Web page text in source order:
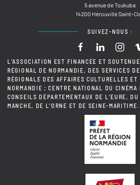
5 avenue de Tsukuba
14200 Hérouville Saint-
SUIVEZ-NOUS :
L'ASSOCIATION EST FINANCÉE ET
RÉGIONAL DE NORMANDIE, DES SERVICES
RÉGIONALE DES AFFAIRES CULTURELLES ET
NORMANDIE ; CENTRE NATIONAL DU
CONSEILS DÉPARTEMENTAUX DE L'EURE,
MANCHE, DE L'ORNE ET DE SEINE-MARITIME.